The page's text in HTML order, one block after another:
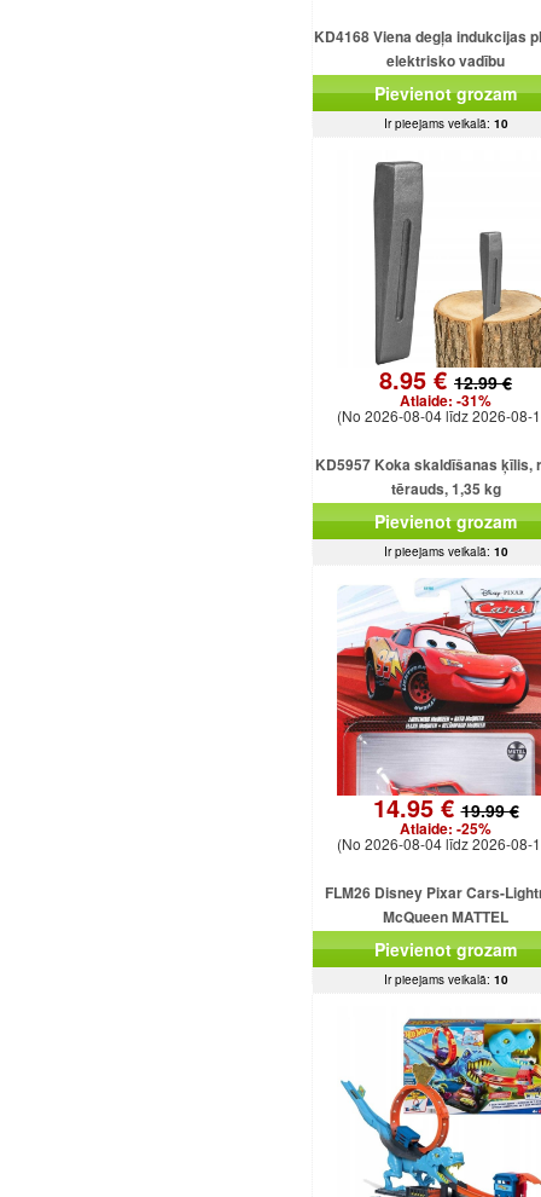
KD4168 Viena degļa indukcijas
elektrisko vadību
Pievienot grozam
Ir pieejams veikalā: 10
8.95 €12.99 €
Atlaide: -31%
(No 2026-08-04 līdz 2026-08-
KD5957 Koka skaldīšanas ķīlis,
tērauds, 1,35 kg
Pievienot grozam
Ir pieejams veikalā: 10
14.95 €19.99 €
Atlaide: -25%
(No 2026-08-04 līdz 2026-08-
FLM26 Disney Pixar Cars-
McQueen MATTEL
Pievienot grozam
Ir pieejams veikalā: 10